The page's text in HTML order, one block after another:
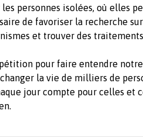
personnes isolées, où elles
de favoriser la recherche
et trouver des
pour faire entendre
la vie de milliers de
jour compte pour celles et